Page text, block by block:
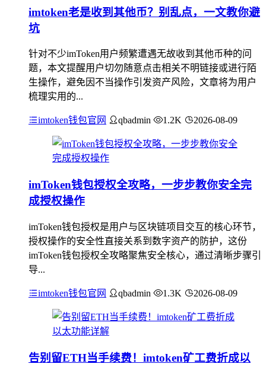
imtoken老是收到其他币？别乱点，一文教你避
坑
针对不少imToken用户频繁遭遇无故收到其他币种的问
题，本文提醒用户切勿随意点击相关不明链接或进行陌
生操作，避免因不当操作引发资产风险，文章将为用户
梳理实用的...
imtoken钱包官网 qbadmin 1.2K 2026-08-09
imToken钱包授权全攻略，一步步教你安全完
成授权操作
imToken钱包授权是用户与区块链项目交互的核心环节，
授权操作的安全性直接关系到数字资产的防护，这份
imToken钱包授权全攻略聚焦安全核心，通过清晰步骤引
导...
imtoken钱包官网 qbadmin 1.3K 2026-08-09
告别留ETH当手续费！imtoken矿工费折成以